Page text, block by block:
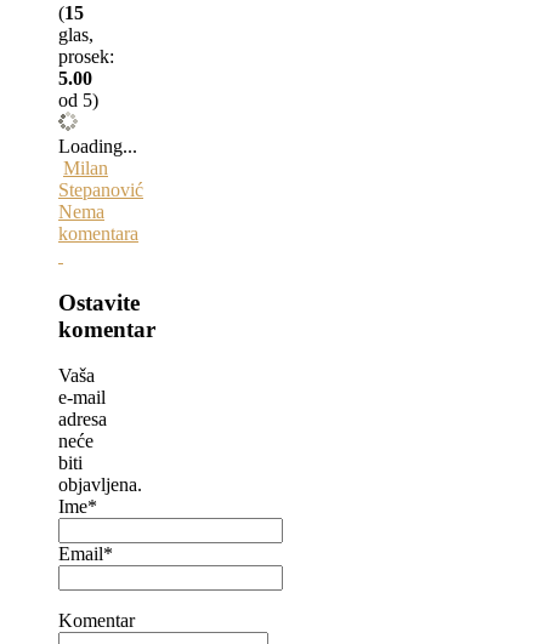
(15
glas,
prosek:
5.00
od 5)
Loading...
Milan
Stepanović
Nema
komentara
Ostavite
komentar
Vaša
e-mail
adresa
neće
biti
objavljena.
Ime*
Email*
Komentar